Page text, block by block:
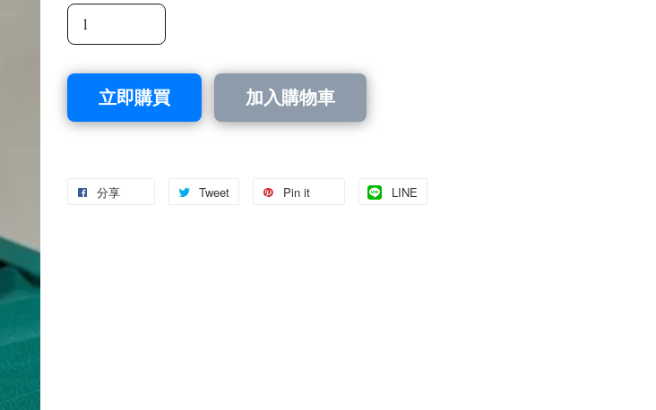
立即購買 加入購物車
分享 Tweet Pin it LINE